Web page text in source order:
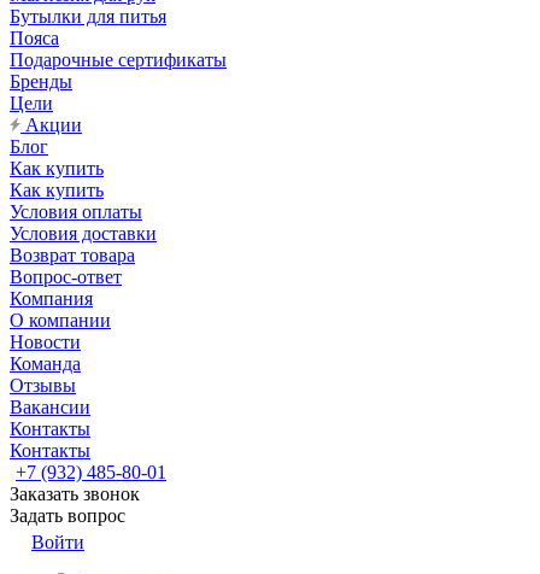
Бутылки для питья
Пояса
Подарочные сертификаты
Бренды
Цели
Акции
Блог
Как купить
Как купить
Условия оплаты
Условия доставки
Возврат товара
Вопрос-ответ
Компания
О компании
Новости
Команда
Отзывы
Вакансии
Контакты
Контакты
+7 (932) 485-80-01
Заказать звонок
Задать вопрос
Войти